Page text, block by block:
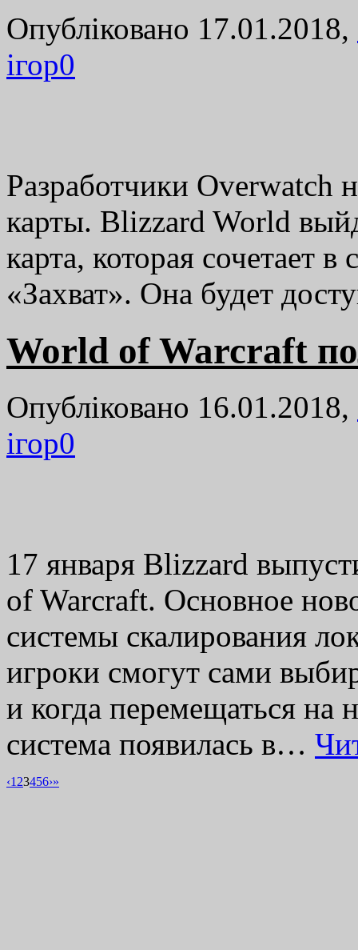
Опубліковано 17.01.2018,
ігор0
Разработчики Overwatch
карты. Blizzard World
карта, которая сочетает
«Захват». Она будет
World of Warcraft
Опубліковано 16.01.2018,
ігор0
17 января Blizzard
of Warcraft. Основное
системы скалирования
игроки смогут сами
и когда перемещаться
система появилась в…
‹1 23456›»